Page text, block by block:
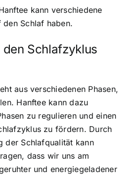
kann verschiedene
Schlaf haben.
Schlafzyklus
aus verschiedenen Phasen,
Hanftee kann dazu
zu regulierenund einen
zu fördern. Durch
der Schlafqualität kann
dass wir uns am
und energiegeladener